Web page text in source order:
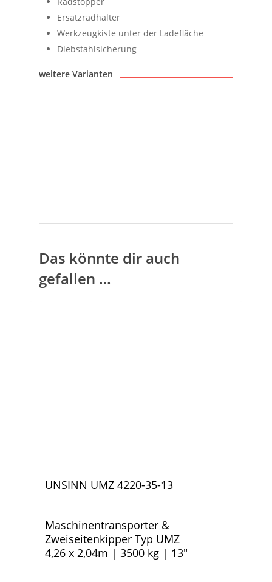
Ersatzradhalter
Werkzeugkiste unter der Ladefläche
Diebstahlsicherung
weitere Varianten
Das könnte dir auch
gefallen …
UNSINN UMZ 4220-35-13
Maschinentransporter &
Zweiseitenkipper Typ UMZ
4,26 x 2,04m | 3500 kg | 13″